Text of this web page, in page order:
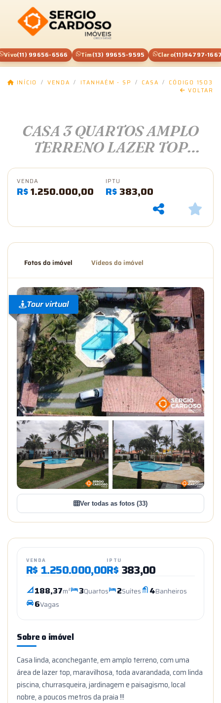
Vivo(11) 99656-6566 Tim(13) 99655-9595 Claro(11)94797-
INÍCIO VENDA ITANHAÉM - SP CASA
CÓDIGO 1503
VOLTAR
CASA 3 QUARTOS AMPLO
TERRENO LAZER TOP
PISCINA 200 M MAR
VENDA
R$1.250.000,00
IPTU
R$383,00
Fotos do imóvel Vídeos do imóvel
+30
VER TODAS AS FOTOS
Ver todas as fotos (33)
Tour virtual
VENDA
R$ 1.250.000,00
IPTU
R$ 383,00
188,37m² 3Quartos 2Suítes 4Banheiros
6Vagas
Sobre o imóvel
Casa linda, aconchegante, em amplo terreno, com uma
área de lazer top, maravilhosa, toda avarandada, com linda
piscina, churrasqueira, jardinagem e paisagismo, local
nobre, a poucos metros da praia !!!